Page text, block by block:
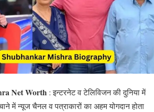
Net Worth : इन्टरनेट व टेलिविजन की दुनिया में
में न्यूज चैनल व पत्राकारों का अहम योगदान होता